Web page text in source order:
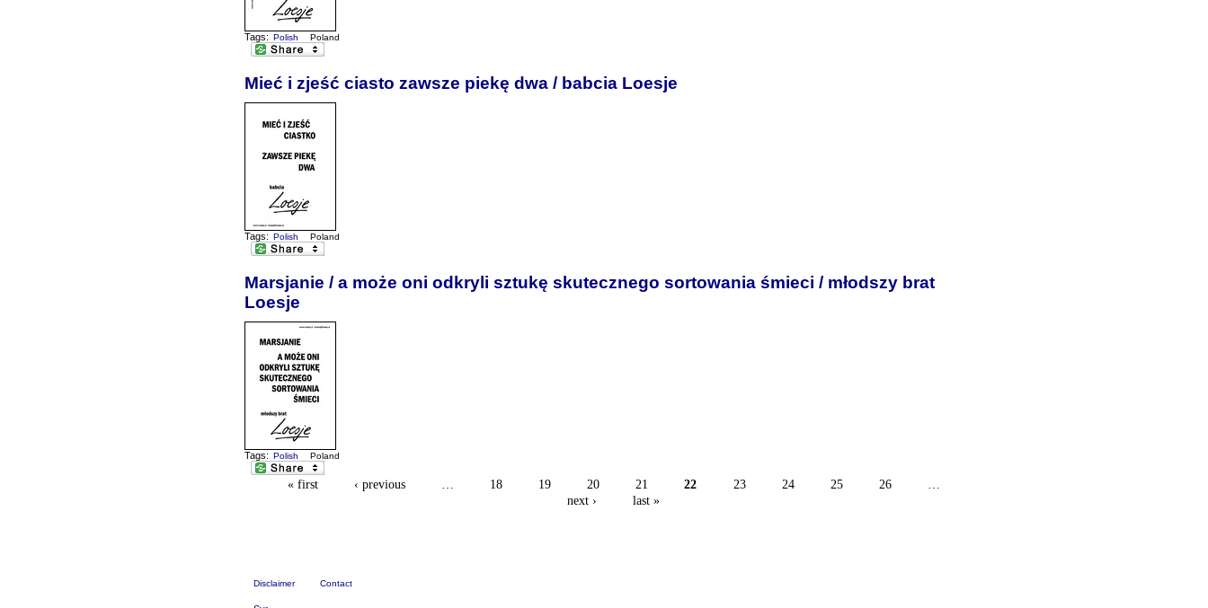
Tags: Polish Poland
Mieć i zjeść ciasto zawsze piekę dwa / babcia Loesje
Tags: Polish Poland
Marsjanie / a może oni odkryli sztukę skutecznego sortowania śmieci / młodszy brat
Loesje
Tags: Polish Poland
« first ‹ previous … 18 19 20 21 22 23 24 25 26
…
next ›
last »
Disclaimer Contact